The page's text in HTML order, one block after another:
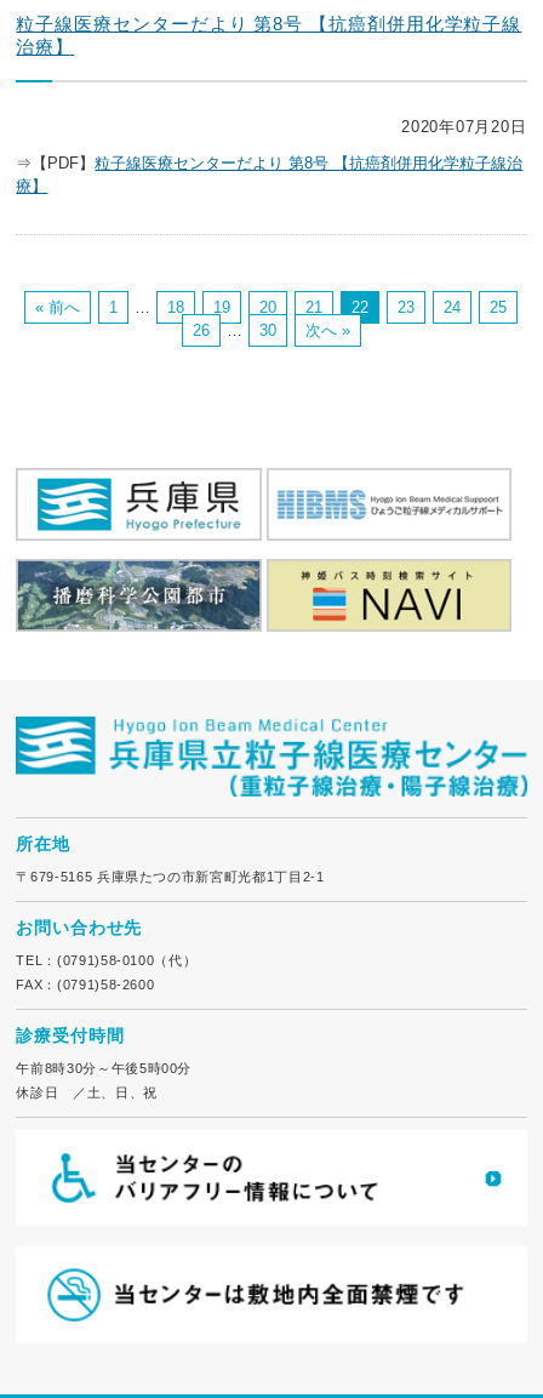
粒子線医療センターだより 第8号 【抗癌剤併用化学粒子線
治療】
2020年07月20日
⇒【PDF】粒子線医療センターだより 第8号 【抗癌剤併用化学粒子線治
療】
« 前へ 1 18 19 20 21 22 23 24
25
26
30 次へ »
所在地
〒679-5165 兵庫県たつの市新宮町光都1丁目2-1
お問い合わせ先
TEL：(0791)58-0100（代）
FAX：(0791)58-2600
診療受付時間
午前8時30分～午後5時00分
休診日 ／土、日、祝